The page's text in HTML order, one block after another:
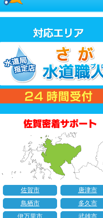
佐賀市
唐津市
鳥栖市
多久市
伊万里市
武雄市